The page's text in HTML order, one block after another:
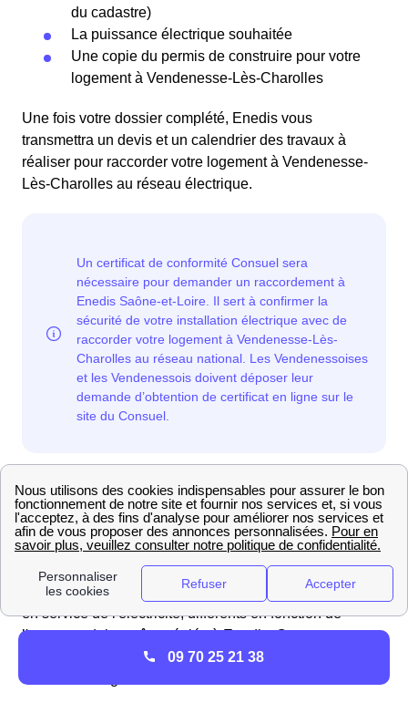
du cadastre)
La puissance électrique souhaitée
Une copie du permis de construire pour votre
logement à Vendenesse-Lès-Charolles
Une fois votre dossier complété, Enedis vous
transmettra un devis et un calendrier des travaux à
réaliser pour raccorder votre logement à Vendenesse-
Lès-Charolles au réseau électrique.
service EDF à Vendenesse-Lès-Charolles en 2025 ?
Les Vendenessois et les Vendenessoises résidant à
Vendenesse-Lès-Charolles (71120) bénéficient de tarifs
de mise en service fixés par les autorités, les mêmes
pour tous les fournisseurs d'énergie. Les frais de mise
en service de l'électricité, différents en fonction de
l'urgence, doivent être réglés à Enedis. Quant au gaz,
les frais sont à régler auprès de GRDF, le gestionnaire
09 70 25 21 38